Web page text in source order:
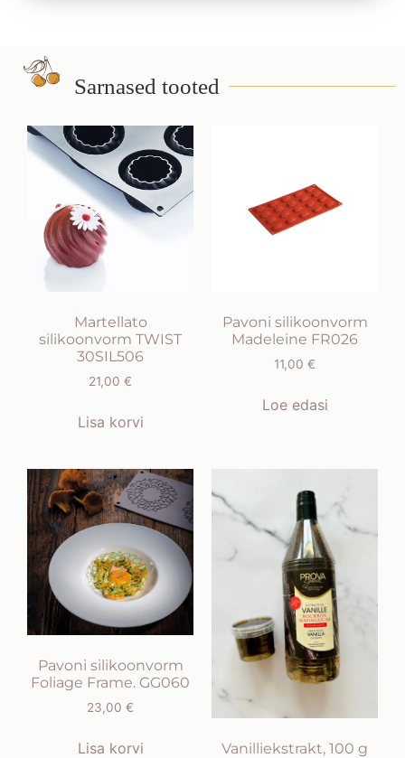
Sarnased tooted
Martellato
silikoonvorm TWIST
30SIL506
21,00 €
Lisa korvi
Pavoni silikoonvorm
Madeleine FR026
11,00 €
Loe edasi
Pavoni silikoonvorm
Foliage Frame. GG060
23,00 €
Lisa korvi Vanilliekstrakt, 100 g